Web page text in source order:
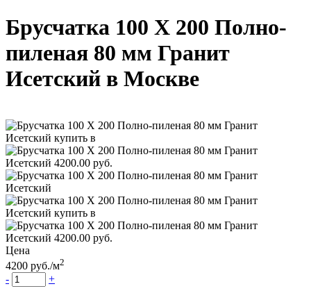
Брусчатка 100 Х 200 Полно-
пиленая 80 мм Гранит
Исетский в Москве
Цена
4200 руб./м2
- +